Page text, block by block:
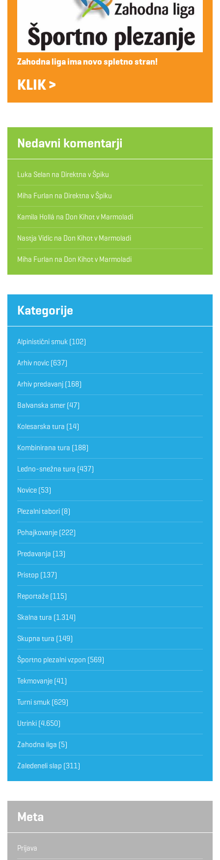
Zahodna liga ima novo spletno stran!
KLIK >
Nedavni komentarji
Luka Selan na Direktna v Špiku
Miha Furlan na Direktna v Špiku
Kamila Hollá na Don Kihot v Marmoladi
Nastja Vidic na Don Kihot v Marmoladi
Miha Furlan na Don Kihot v Marmoladi
Kategorije
Alpinistični smuk (102)
Arhiv novic (637)
Arhiv predavanj (168)
Balvanska smer (47)
Kolesarska tura (14)
Kombinirana tura (188)
Ledno-snežna tura (437)
Novice (53)
Plezalni tabori (8)
Pohajkovanje (222)
Predavanja (13)
Pristop (137)
Reportaže (115)
Skalna tura (1.314)
Skupna tura (149)
Športno plezalni vzpon (569)
Tekmovanje (41)
Turni smuk (629)
Utrinki (4.650)
Zahodna liga (5)
Zaledeneli slap (311)
Meta
Prijava